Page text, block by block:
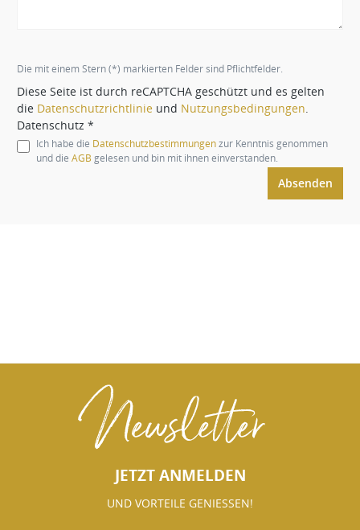
Die mit einem Stern (*) markierten Felder sind Pflichtfelder.
Diese Seite ist durch reCAPTCHA geschützt und es gelten
die Datenschutzrichtlinie und Nutzungsbedingungen
Datenschutz *
Ich habe die Datenschutzbestimmungenzur Kenntnis genommen
und die AGB gelesen und bin mit ihnen einverstanden.
Absenden
Newsletter
JETZT ANMELDEN
UND VORTEILE GENIESSEN!